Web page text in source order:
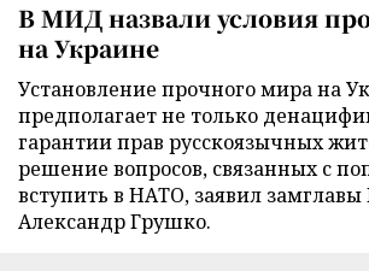
В МИД назвали условия
на Украине
Установление прочного мира на
предполагает не только
гарантии прав русскоязычных
решение вопросов, связанных с
вступить в НАТО, заявил
Александр Грушко.